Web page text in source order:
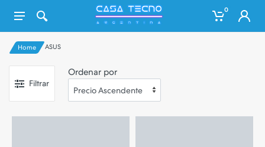
0
Home ASUS
Filtrar
Ordenar por